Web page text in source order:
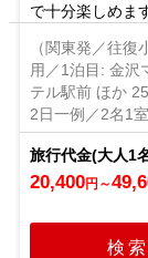
20,400円 ～
で十分楽しめま
（関東発／往復
用／1泊目: 金沢
テル駅前 ほか
2日一例／2名1室
検索